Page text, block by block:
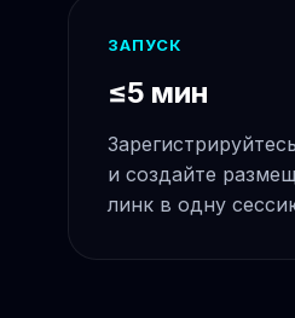
ЗАПУСК
≤5 мин
и создайте
линк в одну